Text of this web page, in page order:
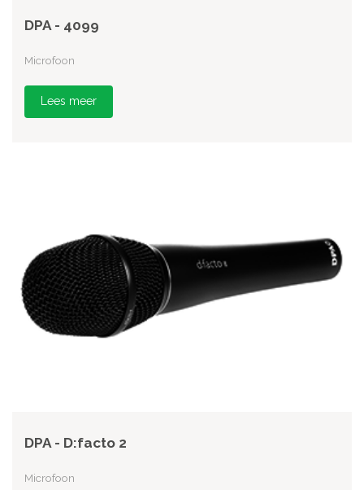
DPA - 4099
Microfoon
Lees meer
DPA - D:facto 2
Microfoon